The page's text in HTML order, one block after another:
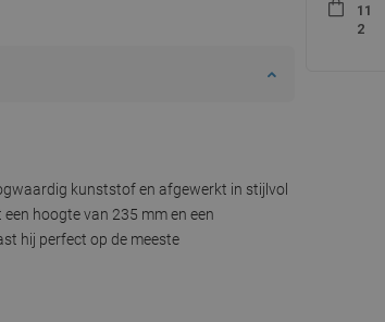
kunststof en afgewerkt in stijlvol
hoogte van 235 mm en een
hij perfect op de meeste
1 1
2